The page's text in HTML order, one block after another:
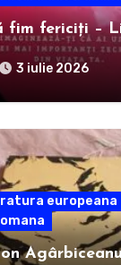
fim fericiți –
3 iulie 2026
europeana